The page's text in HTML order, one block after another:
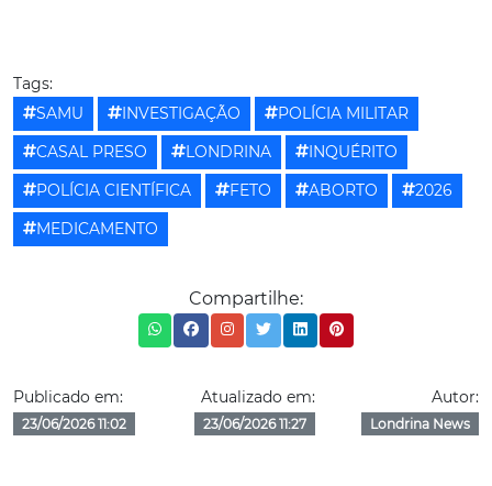
Tags:
SAMU
INVESTIGAÇÃO
POLÍCIA MILITAR
CASAL PRESO
LONDRINA
INQUÉRITO
POLÍCIA CIENTÍFICA
FETO ABORTO
2026
MEDICAMENTO
Compartilhe:
Publicado em:
23/06/2026 11:02
Atualizado em:
23/06/2026 11:27
Autor:
Londrina News